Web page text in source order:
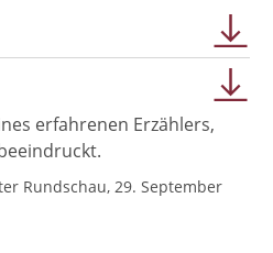
erfahrenen Erzählers,
Rundschau, 29. September